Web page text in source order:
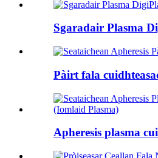
Sgaradair Plasma
Pàirt fala
Apheresis plasma